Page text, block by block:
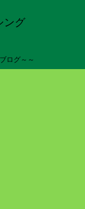
ング
ログ～～